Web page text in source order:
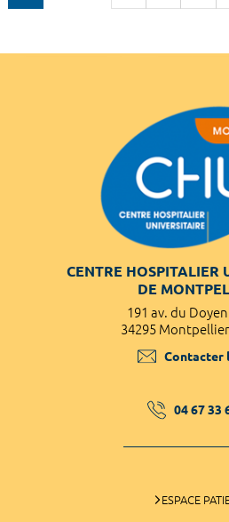
CENTRE HOSPITALIER
DE
191 av. du
34295
Contacter
04 67 33
ESPACE